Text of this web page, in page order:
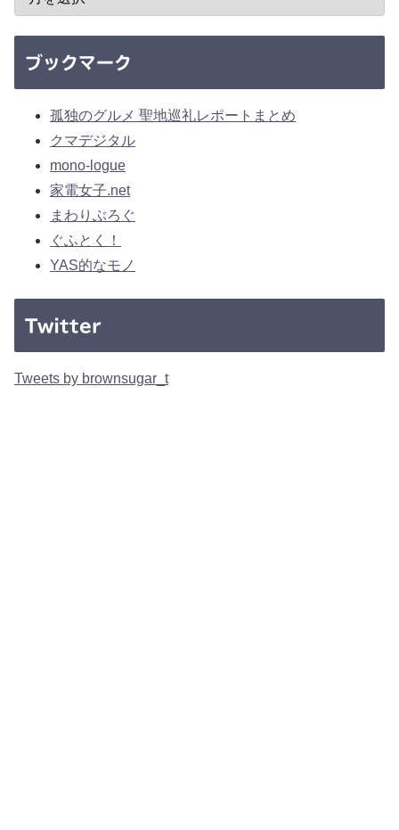
ブックマーク
孤独のグルメ 聖地巡礼レポートまとめ
クマデジタル
mono-logue
家電女子.net
まわりぶろぐ
ぐふとく！
YAS的なモノ
Twitter
Tweets by brownsugar_t